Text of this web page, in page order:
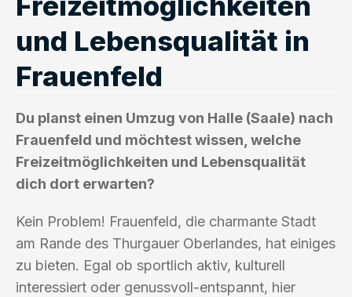
und Lebensqualität in
Frauenfeld
Du planst einen Umzug von Halle (Saale) nach
Frauenfeld und möchtest wissen, welche
Freizeitmöglichkeiten und Lebensqualität
dich dort erwarten?
Kein Problem! Frauenfeld, die charmante Stadt
am Rande des Thurgauer Oberlandes, hat einiges
zu bieten. Egal ob sportlich aktiv, kulturell
interessiert oder genussvoll-entspannt, hier